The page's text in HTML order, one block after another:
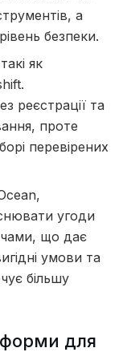
а
безпеки.
як
реєстрації та
проте
перевірених
угоди
що дає
умови та
більшу
для